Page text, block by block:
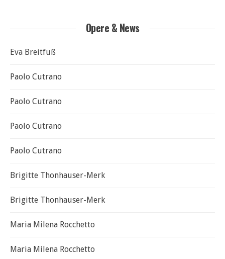
Opere & News
Eva Breitfuß
Paolo Cutrano
Paolo Cutrano
Paolo Cutrano
Paolo Cutrano
Brigitte Thonhauser-Merk
Brigitte Thonhauser-Merk
Maria Milena Rocchetto
Maria Milena Rocchetto